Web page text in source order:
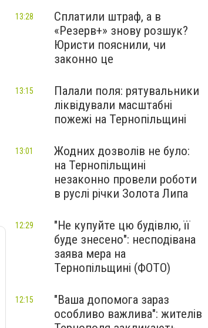
Сплатили штраф, а в
«Резерв+» знову розшук?
Юристи пояснили, чи
законно це
13:28
Палали поля: рятувальники
ліквідували масштабні
пожежі на Тернопільщині
13:15
Жодних дозволів не було:
на Тернопільщині
незаконно провели роботи
в руслі річки Золота Липа
13:01
"Не купуйте цю будівлю, її
буде знесено": несподівана
заява мера на
Тернопільщині (ФОТО)
12:29
"Ваша допомога зараз
особливо важлива": жителів
12:15